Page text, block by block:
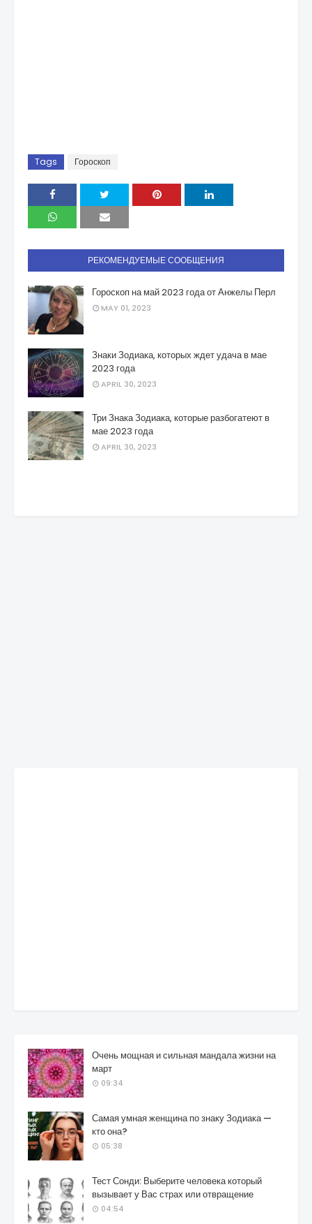
Tags Гороскоп
РЕКОМЕНДУЕМЫЕ СООБЩЕНИЯ
Гороскоп на май 2023 года от Анжелы Перл
MAY 01, 2023
Знаки Зодиака, которых ждет удача в мае
2023 года
APRIL 30, 2023
Три Знака Зодиака, которые разбогатеют в
мае 2023 года
APRIL 30, 2023
Очень мощная и сильная мандала жизни на
март
09:34
Самая умная женщина по знаку Зодиака —
кто она?
05:38
Тест Сонди: Выберите человека который
вызывает у Вас страх или отвращение
04:54